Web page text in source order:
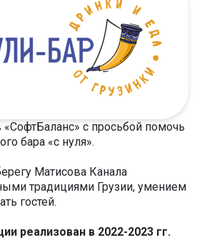
«СофтБаланс» с просьбой помочь
бара «с нуля».
Матисова Канала
традициями Грузии, умением
гостей.
реализован в 2022-2023 гг.